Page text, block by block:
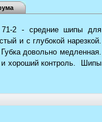
71-2 - средние шипы для
и с глубокой нарезкой.
довольно медленная.
и хороший контроль. Шипы